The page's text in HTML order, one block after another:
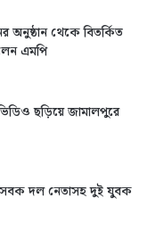
অনুষ্ঠান থেকে বিতর্কিত
এমপি
ছড়িয়ে জামালপুরে
দল নেতাসহ দুই যুবক